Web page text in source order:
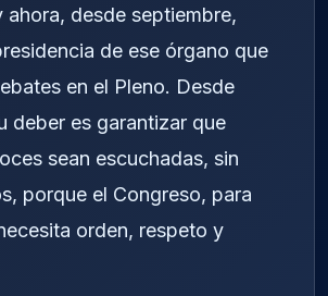
ahora, desde septiembre,
de ese órgano que
en el Pleno. Desde
deber es garantizar que
sean escuchadas, sin
porque el Congreso, para
orden, respeto y